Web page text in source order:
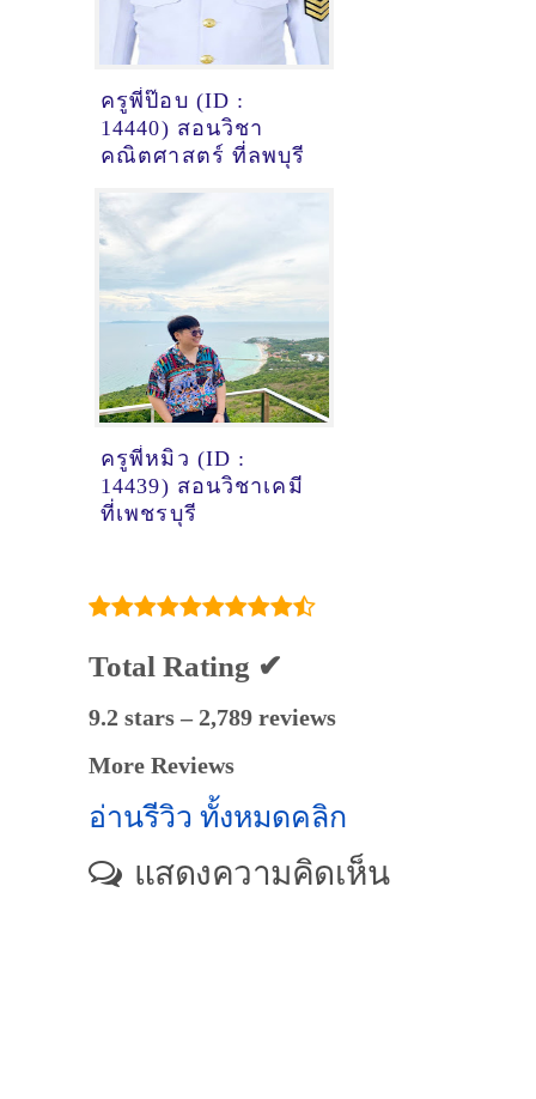
ครูพี่ป๊อบ (ID :
14440) สอนวิชา
คณิตศาสตร์ ที่ลพบุรี
ครูพี่หมิว (ID :
14439) สอนวิชาเคมี
ที่เพชรบุรี
Total Rating ✔
9.2 stars – 2,789 reviews
More Reviews
อ่านรีวิว ทั้งหมดคลิก
แสดงความคิดเห็น